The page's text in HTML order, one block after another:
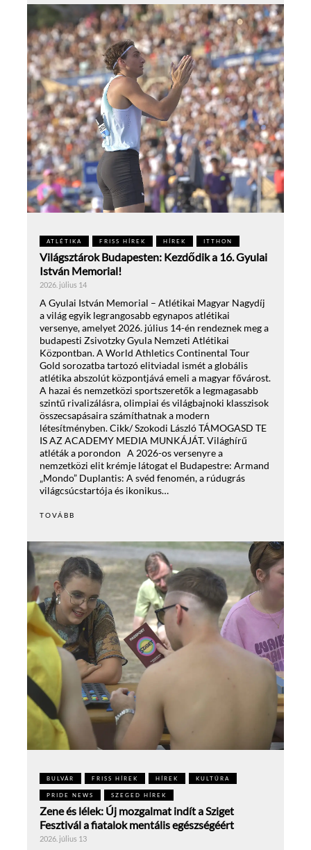
ATLÉTIKA FRISS HÍREK HÍREK ITTHON
Világsztárok Budapesten: Kezdődik a 16. Gyulai
István Memorial!
2026. július 14
A Gyulai István Memorial – Atlétikai Magyar Nagydíj
a világ egyik legrangosabb egynapos atlétikai
versenye, amelyet 2026. július 14-én rendeznek meg a
budapesti Zsivotzky Gyula Nemzeti Atlétikai
Központban. A World Athletics Continental Tour
Gold sorozatba tartozó elitviadal ismét a globális
atlétika abszolút központjává emeli a magyar fővárost.
A hazai és nemzetközi sportszeretők a legmagasabb
szintű rivalizálásra, olimpiai és világbajnoki klasszisok
összecsapásaira számíthatnak a modern
létesítményben. Cikk/ Szokodi László TÁMOGASD TE
IS AZ ACADEMY MEDIA MUNKÁJÁT. Világhírű
atléták a porondon A 2026-os versenyre a
nemzetközi elit krémje látogat el Budapestre: Armand
„Mondo” Duplantis: A svéd fenomén, a rúdugrás
világcsúcstartója és ikonikus…
TOVÁBB
BULVÁR FRISS HÍREK HÍREK KULTÚRA
PRIDE NEWS SZEGED HÍREK
Zene és lélek: Új mozgalmat indít a Sziget
Fesztivál a fiatalok mentális egészségéért
2026. július 13